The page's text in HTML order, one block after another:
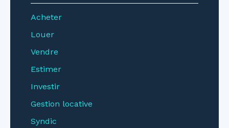
Acheter
Louer
Vendre
Estimer
Investir
Gestion locative
Syndic